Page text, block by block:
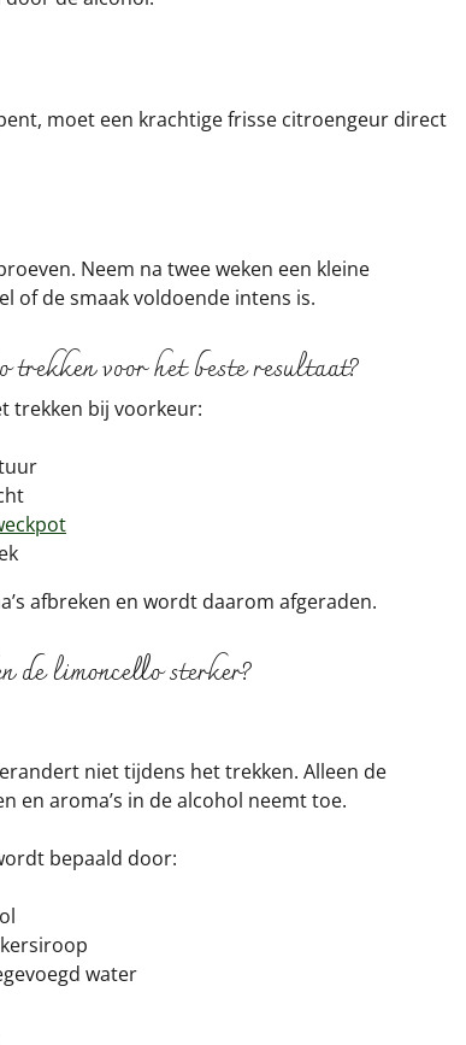
moet een krachtige frisse citroengeur direct
Neem na twee weken een kleine
of de smaak voldoende intens is.
voor het beste resultaat?
trekken bij voorkeur:
afbreken en wordt daarom afgeraden.
limoncello sterker?
niet tijdens het trekken. Alleen de
en aroma’s in de alcohol neemt toe.
bepaald door:
water